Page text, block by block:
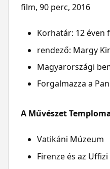
film, 90 perc, 2016
Korhatár: 12 éven
rendező: Margy
Magyarországi
Forgalmazza a
A Művészet
Vatikáni Múzeum
Firenze és az